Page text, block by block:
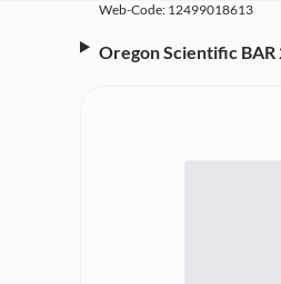
Web-Code: 12499018613
Oregon Scientific